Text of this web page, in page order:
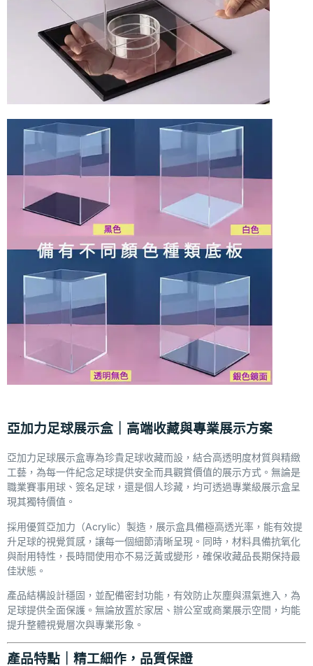
亞加力足球展示盒｜高端收藏與專業展示方案
亞加力足球展示盒專為珍貴足球收藏而設，結合高透明度材質與精緻
工藝，為每一件紀念足球提供安全而具觀賞價值的展示方式。無論是
職業賽事用球、簽名足球，還是個人珍藏，均可透過專業級展示盒呈
現其獨特價值。
採用優質亞加力（Acrylic）製造，展示盒具備極高透光率，能有效提
升足球的視覺質感，讓每一個細節清晰呈現。同時，材料具備抗氧化
與耐用特性，長時間使用亦不易泛黃或變形，確保收藏品長期保持最
佳狀態。
產品結構設計穩固，並配備密封功能，有效防止灰塵與濕氣進入，為
足球提供全面保護。無論放置於家居、辦公室或商業展示空間，均能
提升整體視覺層次與專業形象。
產品特點｜精工細作，品質保證